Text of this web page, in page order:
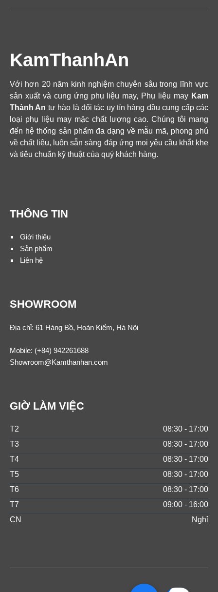
KamThanhAn
Với hơn 20 năm kinh nghiệm chuyên sâu trong lĩnh vực
sản xuất và cung ứng phụ liệu may, Phụ liệu may Kam
Thành An tự hào là đối tác uy tín hàng đầu cung cấp các
loại phụ liệu may mặc chất lượng cao. Chúng tôi mang
đến hệ thống sản phẩm đa dạng về mẫu mã, phong phú
về chất liệu, luôn sẵn sàng đáp ứng mọi yêu cầu khắt khe
và tiêu chuẩn kỹ thuật của quý khách hàng.
THÔNG TIN
Giới thiệu
Sản phẩm
Liên hệ
SHOWROOM
Địa chỉ: 61 Hàng Bồ, Hoàn Kiếm, Hà Nội
Mobile: (+84) 942261688
Showroom@Kamthanhan.com
GIỜ LÀM VIỆC
T2
08:30 - 17:00
T3
08:30 - 17:00
T4
08:30 - 17:00
T5
08:30 - 17:00
T6
08:30 - 17:00
T7
09:00 - 16:00
CN
Nghỉ